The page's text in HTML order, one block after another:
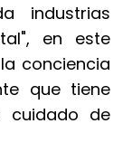
industrias
en este
conciencia
que tiene
cuidado de